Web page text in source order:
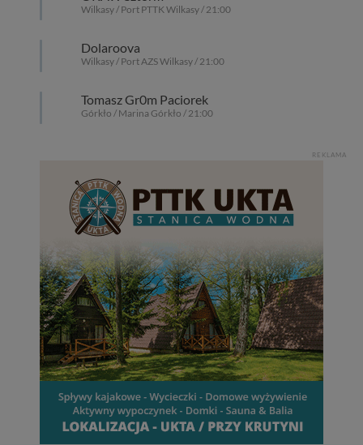
Wilkasy / Port PTTK Wilkasy / 21:00
Dolaroova
Wilkasy / Port AZS Wilkasy / 21:00
Tomasz Gr0m Paciorek
Górkło / Marina Górkło / 21:00
REKLAMA